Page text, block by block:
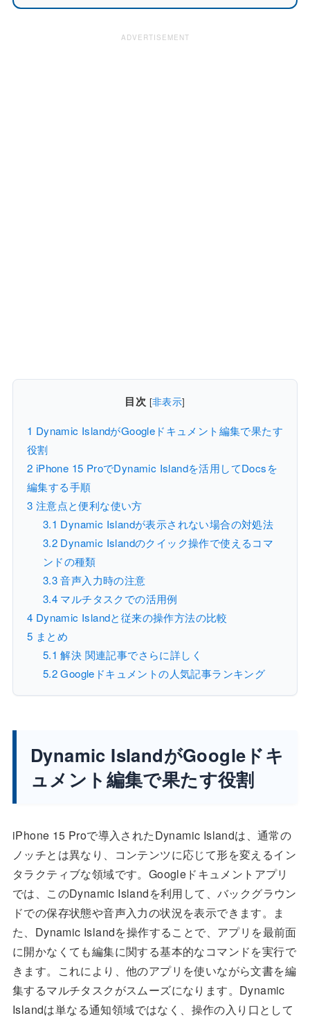
ADVERTISEMENT
目次 [非表示]
1 Dynamic IslandがGoogleドキュメント編集で果たす
役割
2 iPhone 15 ProでDynamic Islandを活用してDocsを
編集する手順
3 注意点と便利な使い方
3.1 Dynamic Islandが表示されない場合の対処法
3.2Dynamic Islandのクイック操作で使えるコマ
ンドの種類
3.3音声入力時の注意
3.4マルチタスクでの活用例
4 Dynamic Islandと従来の操作方法の比較
5 まとめ
5.1 解決 関連記事でさらに詳しく
5.2Googleドキュメントの人気記事ランキング
Dynamic IslandがGoogleドキ
ュメント編集で果たす役割
iPhone 15 Proで導入されたDynamic Islandは、通常の
ノッチとは異なり、コンテンツに応じて形を変えるイン
タラクティブな領域です。Googleドキュメントアプリ
では、このDynamic Islandを利用して、バックグラウン
ドでの保存状態や音声入力の状況を表示できます。ま
た、Dynamic Islandを操作することで、アプリを最前面
に開かなくても編集に関する基本的なコマンドを実行で
きます。これにより、他のアプリを使いながら文書を編
集するマルチタスクがスムーズになります。Dynamic
Islandは単なる通知領域ではなく、操作の入り口として